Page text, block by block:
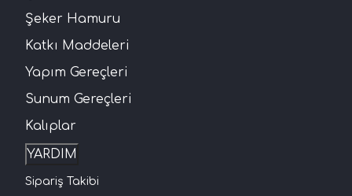
Şeker Hamuru
Katkı Maddeleri
Yapım Gereçleri
Sunum Gereçleri
Kalıplar
YARDIM
Sipariş Takibi